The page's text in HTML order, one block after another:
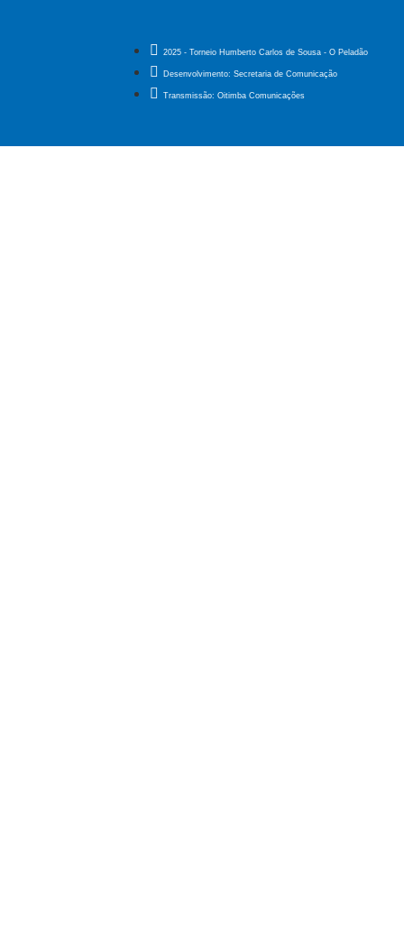
2025 - Torneio Humberto Carlos de Sousa - O Peladão
Desenvolvimento: Secretaria de Comunicação
Transmissão: Oitimba Comunicações